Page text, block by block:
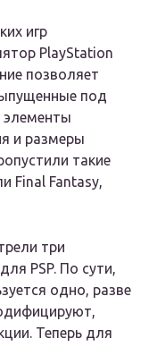
игр
PlayStation
позволяет
под
элементы
и размеры
такие
Final Fantasy,
три
PSP. По сути,
одно, разве
Теперь для